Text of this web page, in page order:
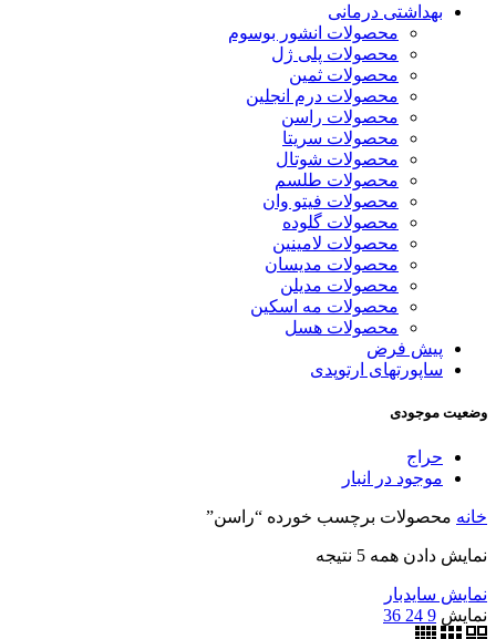
بهداشتی درمانی
محصولات انشور بوسوم
محصولات پلی ژل
محصولات ثمین
محصولات درم انجلین
محصولات راسن
محصولات سریتا
محصولات شوتال
محصولات طلسم
محصولات فیتو وان
محصولات گلوده
محصولات لامینین
محصولات مدیسان
محصولات مدیلن
محصولات مه اسکین
محصولات هسل
پیش فرض
ساپورتهای ارتوپدی
وضعیت موجودی
حراج
موجود در انبار
خانه محصولات برچسب خورده “راسن”
نمایش دادن همه 5 نتیجه
نمایش سایدبار
نمایش 9
24
36